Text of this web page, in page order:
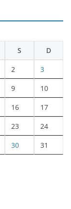
S D
2 3
9 10
16 17
23 24
30 31